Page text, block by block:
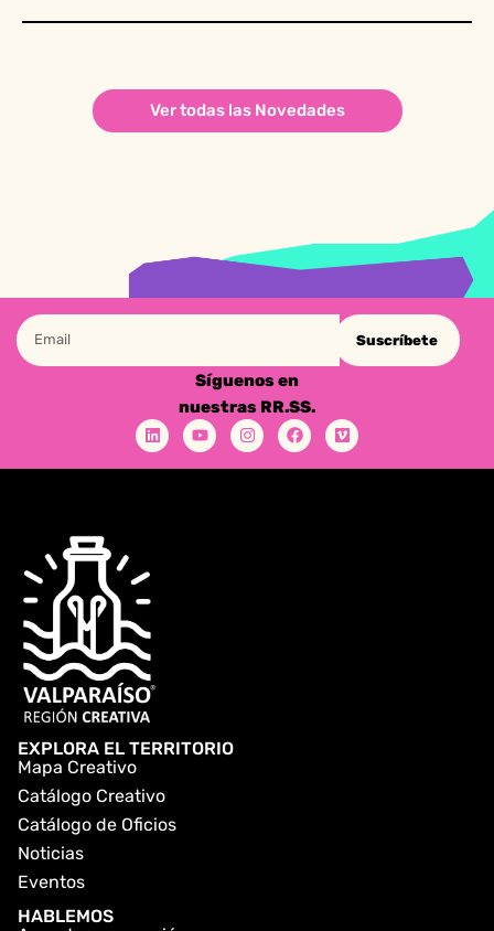
Ver todas las Novedades
Suscríbete
Síguenos en
nuestras RR.SS.
EXPLORA EL TERRITORIO
Mapa Creativo
Catálogo Creativo
Catálogo de Oficios
Noticias
Eventos
HABLEMOS